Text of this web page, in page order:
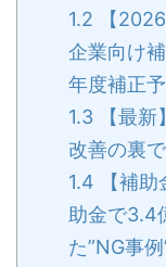
1.2 【
企業向け
年度補正予
1.3 【最
改善の裏
1.4 【補
助金で3.4
た”NG事